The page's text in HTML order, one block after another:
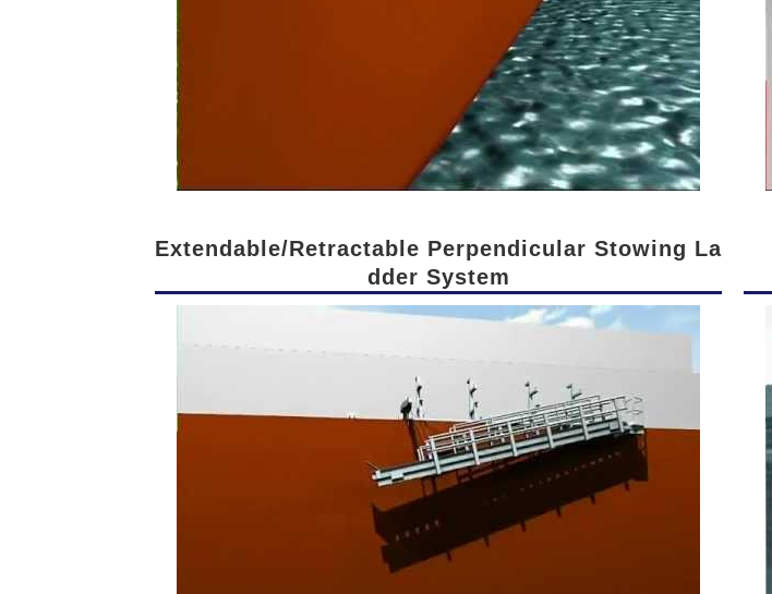
Extendable/Retractable Perpendicular Stowing La
dder System